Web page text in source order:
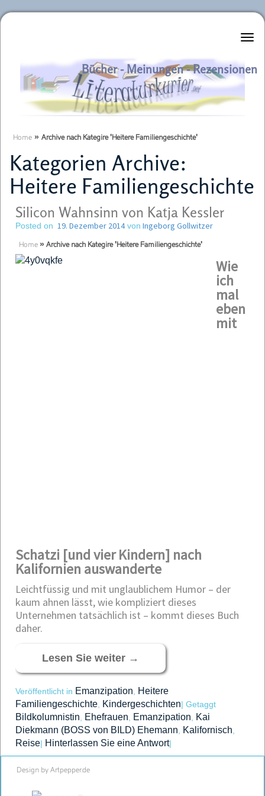
Literaturkurier.net
Bücher - Meinungen - Rezensionen
Home » Archive nach Kategire 'Heitere Familiengeschichte'
Kategorien Archive:
Heitere Familiengeschichte
Silicon Wahnsinn von Katja Kessler
Posted on 19. Dezember 2014von Ingeborg Gollwitzer
Home » Archive nach Kategire 'Heitere Familiengeschichte'
Wie
ich
mal
eben
mit
Schatzi [und vier Kindern] nach
Kalifornien auswanderte
Leichtfüssig und mit unglaublichem Humor – der
kaum ahnen lässt, wie kompliziert dieses
Unternehmen tatsächlich ist – kommt dieses Buch
daher.
Lesen Sie weiter →
Veröffentlicht in Emanzipation
Heitere
Familiengeschichte Kindergeschichten| Getaggt
Bildkolumnistin Ehefrauen Emanzipation
Kai
Diekmann (BOSS von BILD) Ehemann
Kalifornisch
Reise| Hinterlassen Sie eine Antwort|
Design by Artpepper.de